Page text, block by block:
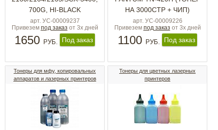
700G, HI-BLACK
арт. УС-00009237
Привезем под заказ от 3х дней
1650 РУБ. Под заказ
НА 3000СТР + ЧИП)
арт. УС-00009226
Привезем под заказ от 3х дней
1100 РУБ. Под заказ
Тонеры для мфу, копировальных
аппаратов и лазерных принтеров
Тонеры для цветных лазерных
принтеров